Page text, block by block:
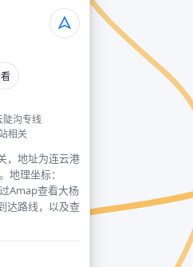
陡沟专线
相关
，地址为连云港
地理坐标：
Amap查看大杨
达路线，以及查